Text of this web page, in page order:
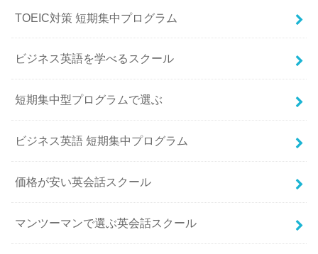
TOEIC対策 短期集中プログラム
ビジネス英語を学べるスクール
短期集中型プログラムで選ぶ
ビジネス英語 短期集中プログラム
価格が安い英会話スクール
マンツーマンで選ぶ英会話スクール